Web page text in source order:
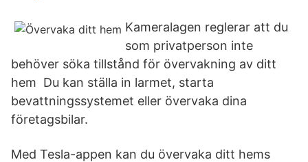
Kameralagen reglerar att du
som privatperson inte
behöver söka tillstånd för övervakning av ditt
hem Du kan ställa in larmet, starta
bevattningssystemet eller övervaka dina
företagsbilar.
Med Tesla-appen kan du övervaka ditt hems